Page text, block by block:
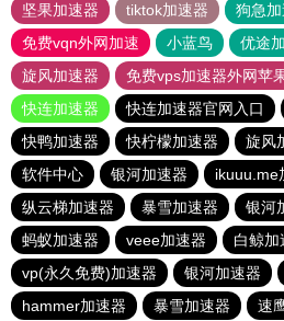
坚果加速器
tiktok加速器
狗急
免费vqn外网加速
小蓝鸟 优途
旋风加速器
免费vps加速器外网苹
快连加速器
快连加速器官网入口
快鸭加速器
快柠檬加速器 旋风
软件中心
银河加速器
ikuuu.me
纵云梯加速器
暴雪加速器 银河
蚂蚁加速器
veee加速器
白鲸加
vp(永久免费)加速器
银河加速器
hammer加速器
暴雪加速器 速